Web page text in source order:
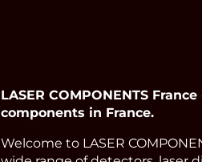
LASER COMPONENTS
components in France.
Welcome to LASER